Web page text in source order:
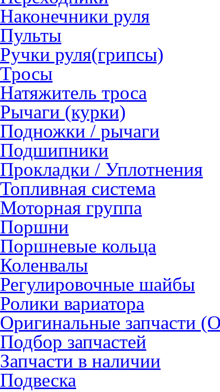
Наконечники руля
Пульты
Ручки руля(грипсы)
Тросы
Натяжитель троса
Рычаги (курки)
Подножки / рычаги
Подшипники
Прокладки / Уплотнения
Топливная система
Моторная группа
Поршни
Поршневые кольца
Коленвалы
Регулировочные шайбы
Ролики вариатора
Оригинальные запчасти
Подбор запчастей
Запчасти в наличии
Подвеска